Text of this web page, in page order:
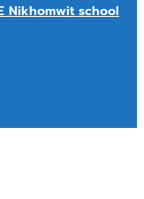
Nikhomwit school